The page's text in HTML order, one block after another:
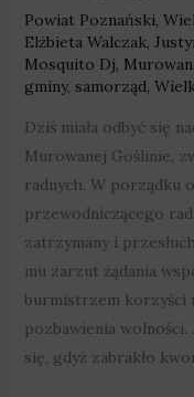
Powiat Poznański,
Elżbieta Walczak,
Mosquito Dj,
gminy, samorząd,
Dziś miała odbyć się
Murowanej Goślinie,
radnych. W porządku
przewodniczącego
zatrzymany i
mu zarzut żądania
burmistrzem korzyści
pozbawienia wolności.
się, gdyż zabrakło